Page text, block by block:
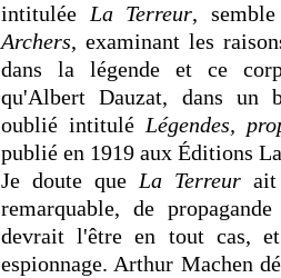
intitulée La Terreur,
Archers, examinant les
dans la légende et ce
qu'Albert Dauzat, dans un
oublié intitulé Légendes,
publié en 1919 aux Éditions
Je doute que La Terreur
remarquable, de
devrait l'être en tout cas,
espionnage. Arthur Machen